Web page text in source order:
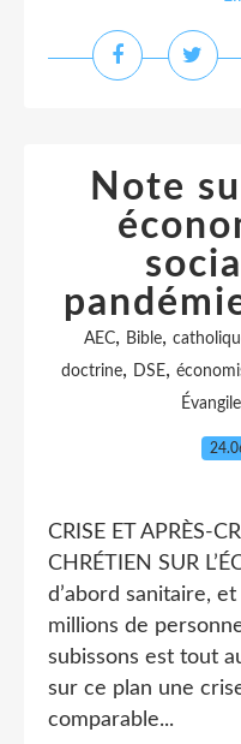
Note
AEC, Bible,
doctrine, DSE,
Évangile
CRISE ET APRÈS-
CHRÉTIEN SUR
d’abord sanitaire,
millions de
subissons est tout
sur ce plan une
comparable...